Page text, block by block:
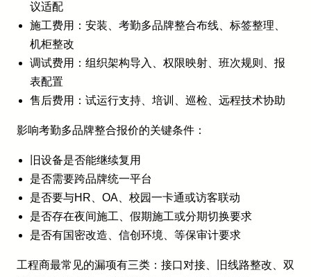
议适配
施工费用：安装、考勤多品牌整合布线、标签整理、
机柜整改
调试费用：组织架构导入、权限映射、班次规则、报
表配置
售后费用：试运行支持、培训、巡检、远程技术协助
影响考勤多品牌整合报价的关键条件：
旧设备是否能继续复用
是否需要跨品牌统一平台
是否要与HR、OA、校园一卡通或访客联动
是否存在夜间施工、假期施工或分期切换要求
是否有国密改造、信创环境、等保审计要求
工程商最常见的漏项有三类：接口对接、旧线路整改、双